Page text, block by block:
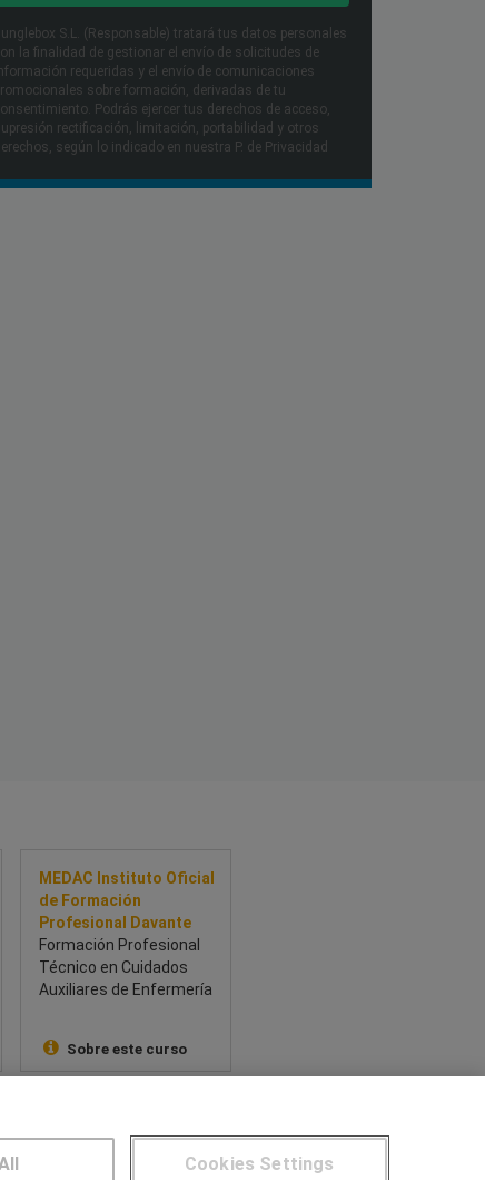
S.L. (Responsable) tratará tus datos personales
la finalidad de gestionar el envío de solicitudes de
requeridas y el envío de comunicaciones
sobre formación, derivadas de tu
Podrás ejercer tus derechos de acceso,
rectificación, limitación, portabilidad y otros
según lo indicado en nuestra P. de Privacidad​
MEDAC Instituto Oficial
de Formación
Profesional Davante
Formación Profesional
Técnico en Cuidados
Auxiliares de Enfermería
Sobre este curso
Cookies Settings